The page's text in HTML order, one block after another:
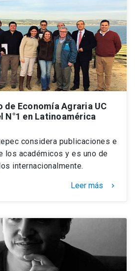
de Economía Agraria UC
N°1 en Latinoamérica
considera publicaciones e
los académicos y es uno de
internacionalmente.
Leer más keyboard_arrow_right